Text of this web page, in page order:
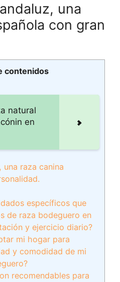
una
con gran
contenidos
natural
en
una raza canina
específicos que
de raza bodeguero en
y ejercicio diario?
mi hogar para
y comodidad de mi
recomendables para